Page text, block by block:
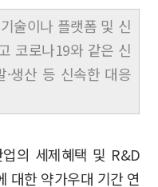
술이나 플랫폼 및 신
코로나19와 같은 신
생산 등 신속한 대응
의 세제혜택 및 R&D
대한 약가우대 기간 연